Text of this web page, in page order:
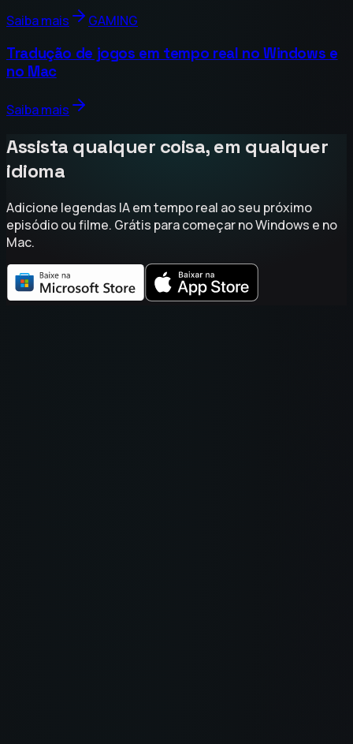
Saiba mais GAMING
Tradução de jogos em tempo real no Windows e
no Mac
Saiba mais
Assista qualquer coisa, em qualquer
idioma
Adicione legendas IA em tempo real ao seu próximo
episódio ou filme. Grátis para começar no Windows e no
Mac.